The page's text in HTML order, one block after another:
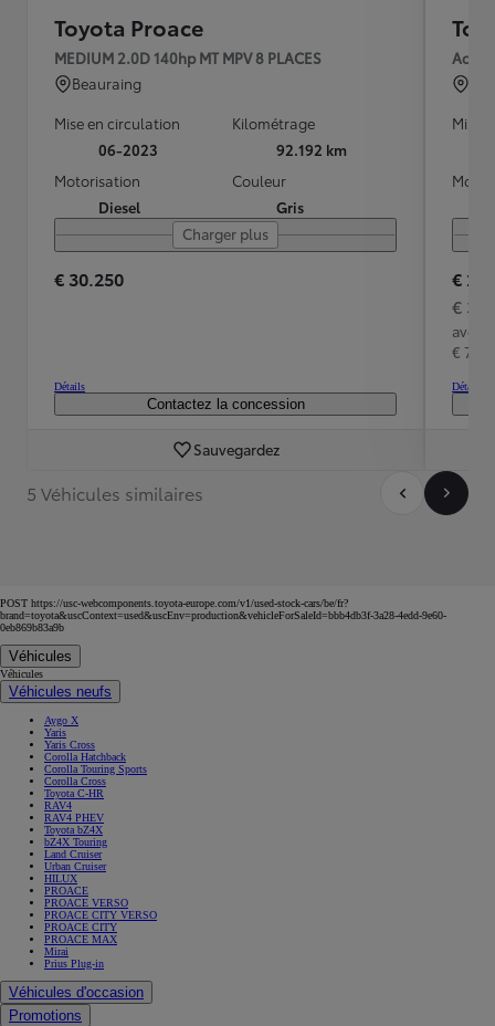
Toyota Proace
MEDIUM 2.0D 140hp MT MPV 8 PLACES
Beauraing
Mise en circulation
06-2023
Kilométrage
92.192 km
Motorisation
Diesel
Couleur
Gris
Charger plus
€ 30.250
Détails
Contactez la concession
Sauvegardez
Active
Mise
€
€
avec
€
Détails
5 Véhicules similaires
POST https://usc-webcomponents.toyota-europe.com/v1/used-stock-cars/be/fr?
brand=toyota&uscContext=used&uscEnv=production&vehicleForSaleId=bbb4db3f-3a28-4edd-9e60-
0eb869b83a9b
Véhicules
Véhicules
Véhicules neufs
Aygo X
Yaris
Yaris Cross
Corolla Hatchback
Corolla Touring Sports
Corolla Cross
Toyota C-HR
RAV4
RAV4 PHEV
Toyota bZ4X
bZ4X Touring
Land Cruiser
Urban Cruiser
HILUX
PROACE
PROACE VERSO
PROACE CITY VERSO
PROACE CITY
PROACE MAX
Mirai
Prius Plug-in
Véhicules d'occasion
Promotions